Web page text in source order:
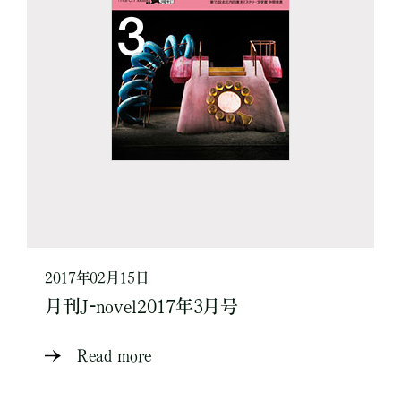
2017年02月15日
月刊J-novel2017年3月号
Read more